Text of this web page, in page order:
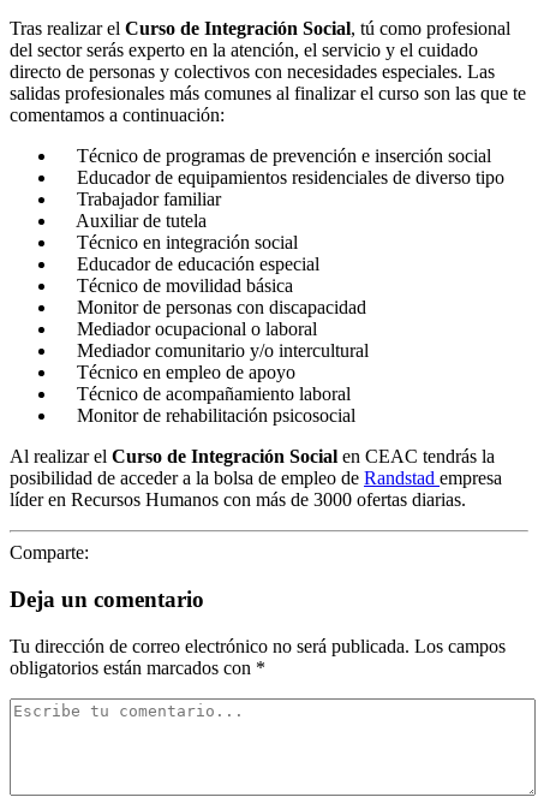
Tras realizar el Curso de Integración Social, tú como profesional
del sector serás experto en la atención, el servicio y el cuidado
directo de personas y colectivos con necesidades especiales. Las
salidas profesionales más comunes al finalizar el curso son las que te
comentamos a continuación:
Técnico de programas de prevención e inserción social
Educador de equipamientos residenciales de diverso tipo
Trabajador familiar
Auxiliar de tutela
Técnico en integración social
Educador de educación especial
Técnico de movilidad básica
Monitor de personas con discapacidad
Mediador ocupacional o laboral
Mediador comunitario y/o intercultural
Técnico en empleo de apoyo
Técnico de acompañamiento laboral
Monitor de rehabilitación psicosocial
Al realizar el Curso de Integración Social en CEAC tendrás la
posibilidad de acceder a la bolsa de empleo de Randstad empresa
líder en Recursos Humanos con más de 3000 ofertas diarias.
Comparte:
Deja un comentario
Tu dirección de correo electrónico no será publicada. Los campos
obligatorios están marcados con *